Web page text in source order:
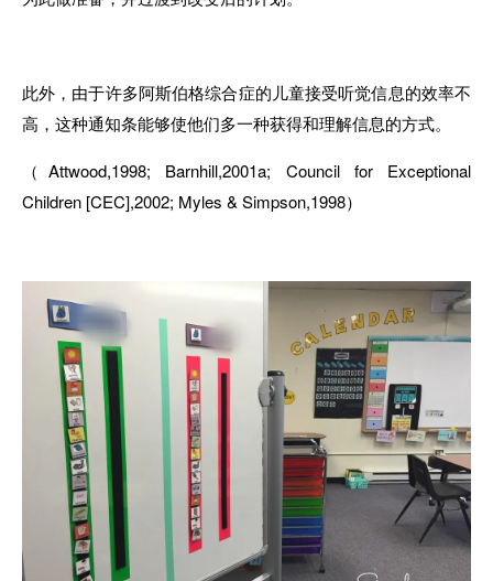
此外，由于许多阿斯伯格综合症的儿童接受听觉信息的效率不
高，这种通知条能够使他们多一种获得和理解信息的方式。
（Attwood,1998; Barnhill,2001a; Council for Exceptional
Children [CEC],2002; Myles & Simpson,1998）